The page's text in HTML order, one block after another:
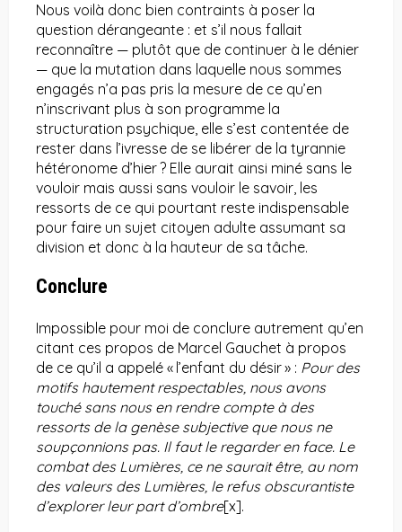
Nous voilà donc bien contraints à poser la
question dérangeante : et s’il nous fallait
reconnaître — plutôt que de continuer à le dénier
— que la mutation dans laquelle nous sommes
engagés n’a pas pris la mesure de ce qu’en
n’inscrivant plus à son programme la
structuration psychique, elle s’est contentée de
rester dans l’ivresse de se libérer de la tyrannie
hétéronome d’hier ? Elle aurait ainsi miné sans le
vouloir mais aussi sans vouloir le savoir, les
ressorts de ce qui pourtant reste indispensable
pour faire un sujet citoyen adulte assumant sa
division et donc à la hauteur de sa tâche.
Conclure
Impossible pour moi de conclure autrement qu’en
citant ces propos de Marcel Gauchet à propos
de ce qu’il a appelé « l’enfant du désir » : Pour des
motifs hautement respectables, nous avons
touché sans nous en rendre compte à des
ressorts de la genèse subjective que nous ne
soupçonnions pas. Il faut le regarder en face. Le
combat des Lumières, ce ne saurait être, au nom
des valeurs des Lumières, le refus obscurantiste
d’explorer leur part d’ombre[x].